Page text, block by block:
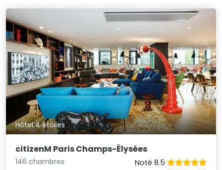
Hôtel 4 étoiles
citizenM Paris Champs-Élysées
146 chambres
Noté 8.5